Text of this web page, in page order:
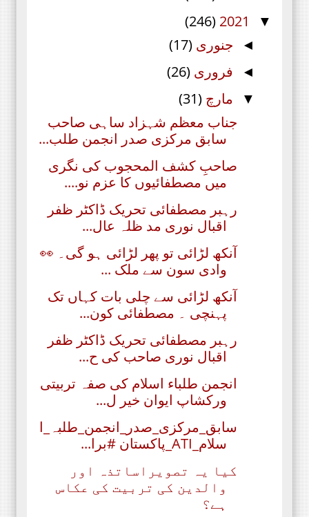
▼
2021
(246)
◄ جنوری (17)
◄ فروری (26)
▼ مارچ (31)
جناب معظم شہزاد ساہی صاحب
سابق مرکزی صدر انجمن طلب...
صاحبِ کشف المحجوب کی نگری
میں مصطفائیوں کا عزم نو....
رہبر مصطفائی تحریک ڈاکٹر ظفر
اقبال نوری مد ظلہ عال...
آنکھ لڑائی تو پھر لڑائی ہو گی۔ 👀
وادی سون سے ملک ...
آنکھ لڑائی سے چلی بات کہاں تک
پہنچی ۔ مصطفائی کون...
رہبر مصطفائی تحریک ڈاکٹر ظفر
اقبال نوری صاحب کی ح...
انجمن طلباء اسلام کی صفہ تربیتی
ورکشاپ ایوان خیر ل...
سابق_مرکزی_صدر_انجمن_طلبہ_ا
سلام_ATI_پاکستان #برا...
کیا یہ تصویراساتذہ اور
والدین کی تربیت کی عکاس
ہے؟